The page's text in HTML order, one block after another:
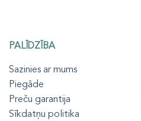
PALĪDZĪBA
Sazinies ar mums
Piegāde
Preču garantija
Sīkdatņu politika